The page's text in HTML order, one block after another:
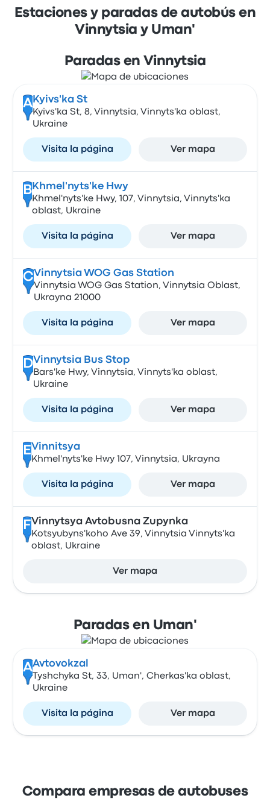
Estaciones y paradas de autobús en
Vinnytsia y Uman'
Paradas en Vinnytsia
A Kyivs'ka St
Kyivs'ka St, 8, Vinnytsia, Vinnyts'ka oblast,
Ukraine
Visita la página Ver mapa
B Khmel'nyts'ke Hwy
Khmel'nyts'ke Hwy, 107, Vinnytsia, Vinnyts'ka
oblast, Ukraine
Visita la página Ver mapa
CVinnytsia WOG Gas Station
Vinnytsia WOG Gas Station, Vinnytsia Oblast,
Ukrayna 21000
Visita la página Ver mapa
DVinnytsia Bus Stop
Bars'ke Hwy, Vinnytsia, Vinnyts'ka oblast,
Ukraine
Visita la página Ver mapa
EVinnitsya
Khmel'nyts'ke Hwy 107, Vinnytsia, Ukrayna
Visita la página Ver mapa
F Vinnytsya Avtobusna Zupynka
Kotsyubyns'koho Ave 39, Vinnytsia Vinnyts'ka
oblast, Ukraine
Ver mapa
Paradas en Uman'
AAvtovokzal
Tyshchyka St, 33, Uman', Cherkas'ka oblast,
Ukraine
Visita la página Ver mapa
Compara empresas de autobuses